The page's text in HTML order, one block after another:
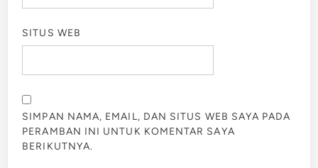
SITUS WEB
SIMPAN NAMA, EMAIL, DAN SITUS WEB SAYA PADA
PERAMBAN INI UNTUK KOMENTAR SAYA
BERIKUTNYA.